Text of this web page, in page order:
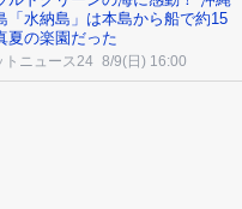
「水納島」は本島から船で約15
夏の楽園だった
トニュース24 8/9(日) 16:00